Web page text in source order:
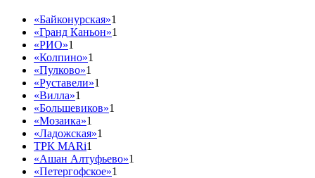
«Байконурская»1
«Гранд Каньон»1
«РИО»1
«Колпино»1
«Пулково»1
«Руставели»1
«Вилла»1
«Большевиков»1
«Мозаика»1
«Ладожская»1
ТРК MARi1
«Ашан Алтуфьево»1
«Петергофское»1